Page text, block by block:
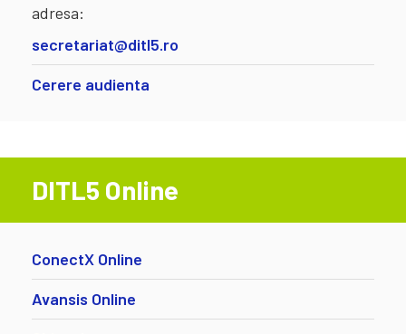
adresa:
secretariat@ditl5.ro
Cerere audienta
DITL5 Online
ConectX Online
Avansis Online